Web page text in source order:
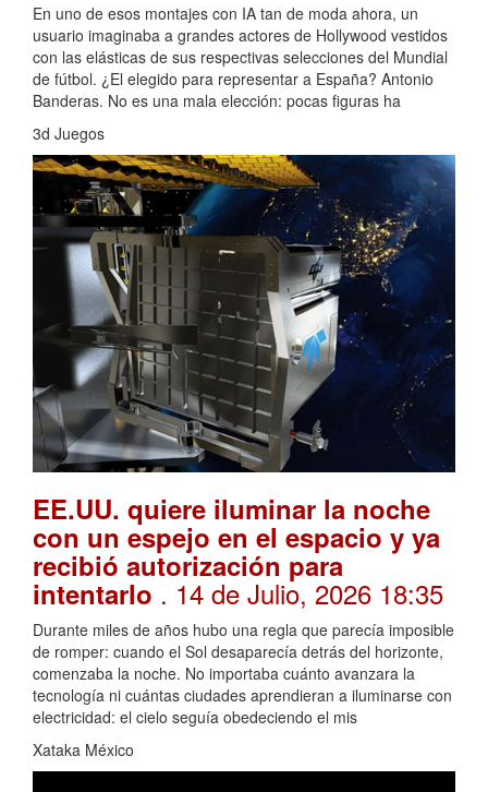
En uno de esos montajes con IA tan de moda ahora, un
usuario imaginaba a grandes actores de Hollywood vestidos
con las elásticas de sus respectivas selecciones del Mundial
de fútbol. ¿El elegido para representar a España? Antonio
Banderas. No es una mala elección: pocas figuras ha
3d Juegos
EE.UU. quiere iluminar la noche
con un espejo en el espacio y ya
recibió autorización para
intentarlo . 14 de Julio, 2026 18:35
Durante miles de años hubo una regla que parecía imposible
de romper: cuando el Sol desaparecía detrás del horizonte,
comenzaba la noche. No importaba cuánto avanzara la
tecnología ni cuántas ciudades aprendieran a iluminarse con
electricidad: el cielo seguía obedeciendo el mis
Xataka México